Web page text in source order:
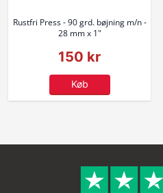
Rustfri Press - 90 grd. bøjning m/n -
28 mm x 1"
150 kr
Køb